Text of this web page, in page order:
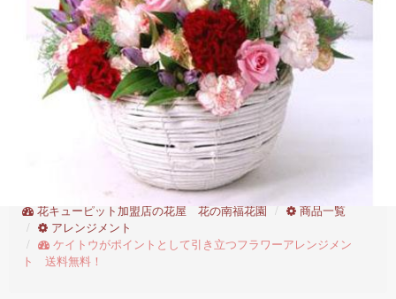
ケイトウがポイントとして引き立つフラワーアレンジメント 送
花キューピット加盟店の花屋 花の南福花園
商品一覧
アレンジメント
ケイトウがポイントとして引き立つフラワーアレンジメン
ト 送料無料！